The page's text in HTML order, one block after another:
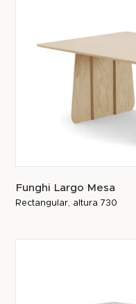
Funghi Largo Mesa
Rectangular, altura 730